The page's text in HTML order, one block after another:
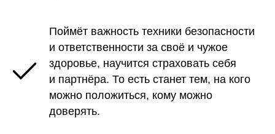
Поймёт важность техники безопасности
и ответственности за своё и чужое
здоровье, научится страховать себя
и партнёра. То есть станет тем, на кого
можно положиться, кому можно
доверять.